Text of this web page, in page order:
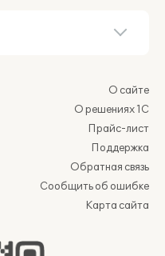
О сайте
О решениях 1С
Прайс-лист
Поддержка
Обратная связь
Сообщить об ошибке
Карта сайта